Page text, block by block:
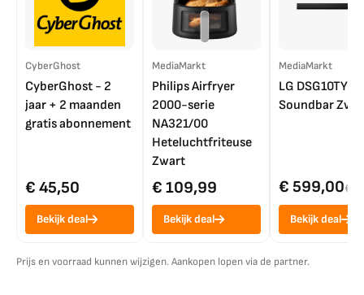
CyberGhost
CyberGhost - 2
jaar + 2 maanden
gratis abonnement
€ 45,50
Bekijk deal
MediaMarkt
Philips Airfryer
2000-serie
NA321/00
Heteluchtfriteuse
Zwart
€ 109,99
Bekijk deal
MediaMarkt
LG DSG10TY
Soundbar
€ 599,00€
Bekijk deal
Prijs en voorraad kunnen wijzigen. Aankopen lopen via de partner.